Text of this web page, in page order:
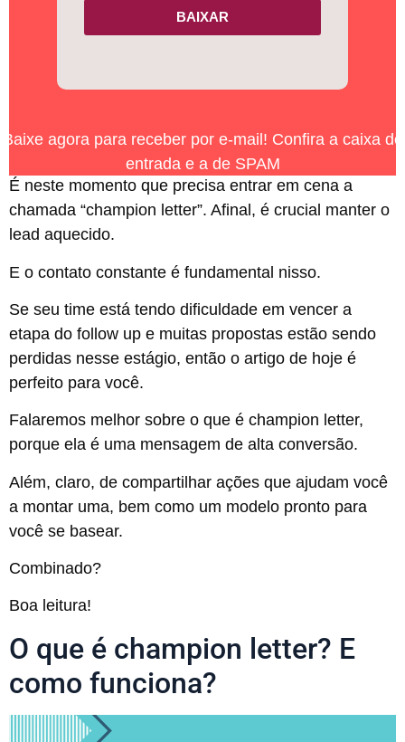
BAIXAR
Baixe agora para receber por e-mail! Confira a caixa de
entrada e a de SPAM
É neste momento que precisa entrar em cena a
chamada “champion letter”. Afinal, é crucial manter o
lead aquecido.
E o contato constante é fundamental nisso.
Se seu time está tendo dificuldade em vencer a
etapa do follow up e muitas propostas estão sendo
perdidas nesse estágio, então o artigo de hoje é
perfeito para você.
Falaremos melhor sobre o que é champion letter,
porque ela é uma mensagem de alta conversão.
Além, claro, de compartilhar ações que ajudam você
a montar uma, bem como um modelo pronto para
você se basear.
Combinado?
Boa leitura!
O que é champion letter? E
como funciona?